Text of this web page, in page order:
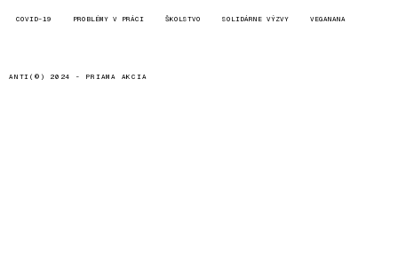
COVID-19 PROBLÉMY V PRÁCI ŠKOLSTVO SOLIDÁRNE VÝZVY VEGANANA
ANTI(©) 2024 - PRIAMA AKCIA